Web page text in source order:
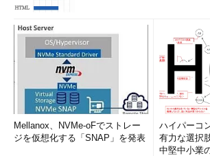
Mellanox、NVMe-oFでストレー
ジを仮想化する「SNAP」を発表
ハイパーコ
有力な選択
中堅中小業